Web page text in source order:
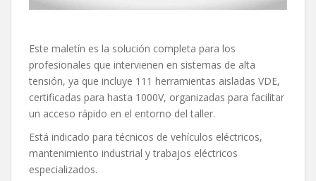
Este maletín es la solución completa para los
profesionales que intervienen en sistemas de alta
tensión, ya que incluye 111 herramientas aisladas VDE,
certificadas para hasta 1000V, organizadas para facilitar
un acceso rápido en el entorno del taller.
Está indicado para técnicos de vehículos eléctricos,
mantenimiento industrial y trabajos eléctricos
especializados.